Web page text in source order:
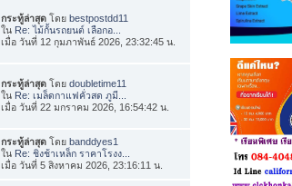
กระทู้ล่าสุด โดยbestpostdd11
ใน Re: ไม้กั้นรถยนต์ เลือกอ...
เมื่อ วันที่ 12 กุมภาพันธ์ 2026, 23:32:45 น.
กระทู้ล่าสุด โดยdoubletime11
ใน Re: เมล็ดกาแฟคั่วสด ภูมี...
เมื่อ วันที่ 22 มกราคม 2026, 16:54:42 น.
กระทู้ล่าสุด โดยbanddyes1
ใน Re: ชิงช้าเหล็ก ราคาโรงง...
เมื่อ วันที่ 5 สิงหาคม 2026, 23:16:11 น.